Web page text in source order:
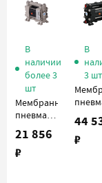
В
наличии
более 3
шт
Мембранный
пневматический
насос
Duotek
AF0007P
21 856
₽
В
3 шт
44
₽